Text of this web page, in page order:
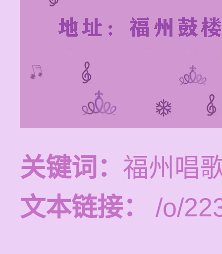
关键词： 福州唱
文本链接：
/o/